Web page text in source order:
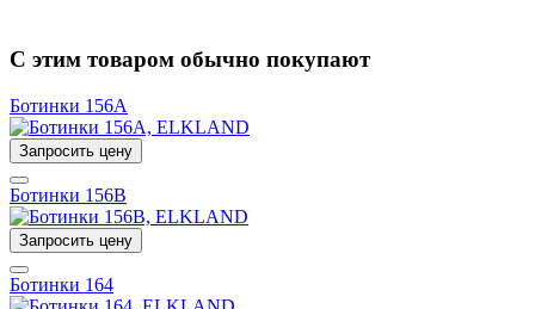
С этим товаром обычно покупают
Ботинки 156A
Запросить цену
Ботинки 156B
Запросить цену
Ботинки 164